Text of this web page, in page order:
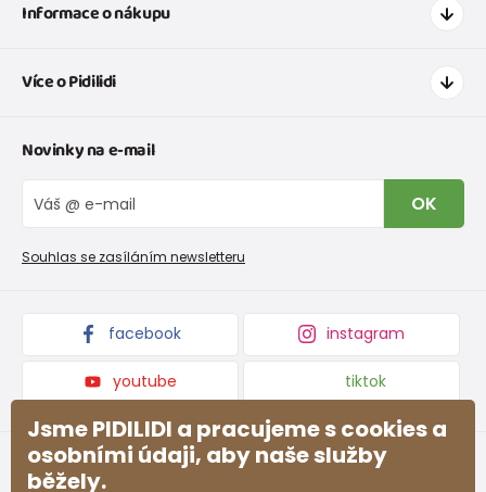
Informace o nákupu
Doprava a platba
Tabulka velikostí obuvi
Vrácení zboží a reklamace
Reklamační řád
Více o Pidilidi
O nás
Velkoobchod PiDiLiDi
Affiliate program
Kolekce zboží
Novinky na e-mail
OK
Souhlas se zasíláním newsletteru
facebook instagram
youtube tiktok
Jsme PIDILIDI a pracujeme s cookies a
osobními údaji, aby naše služby
běžely.